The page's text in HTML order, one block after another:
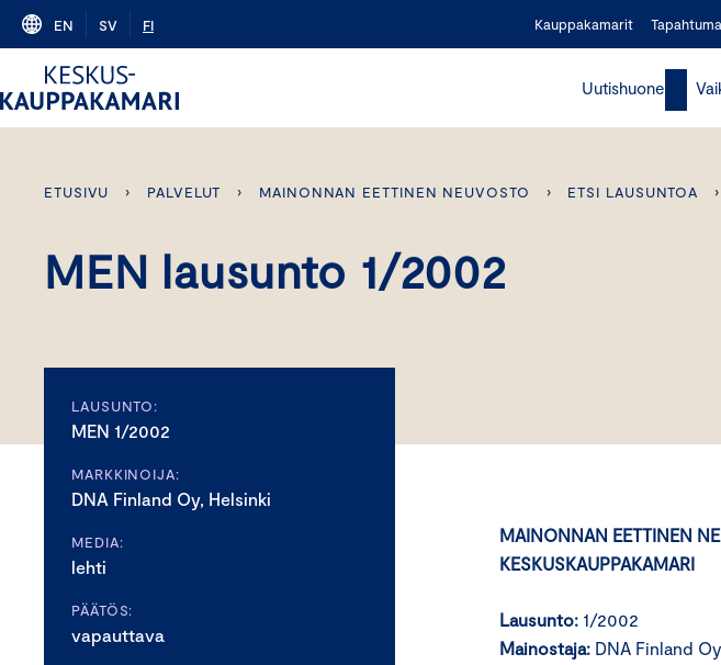
Skip
content
EN SV FI Kauppakamarit
Uutishuone
ETUSIVU › PALVELUT › MAINONNAN EETTINEN NEUVOSTO › ETSI LAUSUNTOA ›
MEN lausunto 1/2002
LAUSUNTO:
MEN 1/2002
MARKKINOIJA:
DNA Finland Oy, Helsinki
MEDIA:
lehti
PÄÄTÖS:
vapauttava
MAINONNAN EETTINEN
KESKUSKAUPPAKAMARI
Lausunto: 1/2002
Mainostaja: DNA Finland